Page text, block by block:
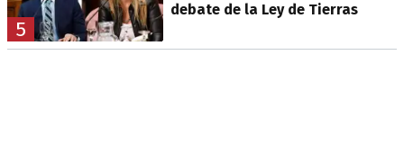
5
debate de la Ley de Tierras